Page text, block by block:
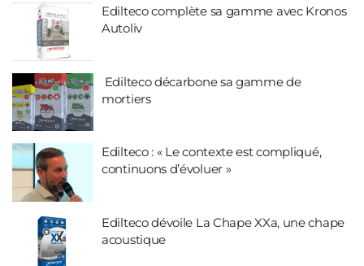
Edilteco complète sa gamme avec Kronos
Autoliv
Edilteco décarbone sa gamme de
mortiers
Edilteco : « Le contexte est compliqué,
continuons d’évoluer »
Edilteco dévoile La Chape XXa, une chape
acoustique